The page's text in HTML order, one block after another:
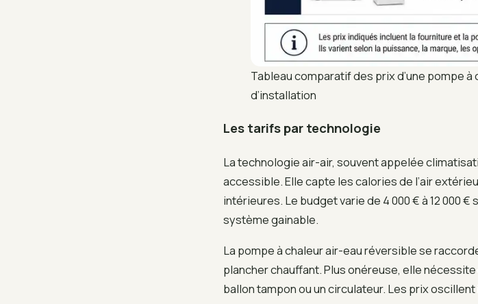
Tableau comparatif des prix d’une pompe
d’installation
Les tarifs par technologie
La technologie air-air, souvent appelée
accessible. Elle capte les calories de l’air
intérieures. Le budget varie de 4 000 € à 12 000
système gainable.
La pompe à chaleur air-eau réversible se
plancher chauffant. Plus onéreuse, elle
ballon tampon ou un circulateur. Les prix oscillent